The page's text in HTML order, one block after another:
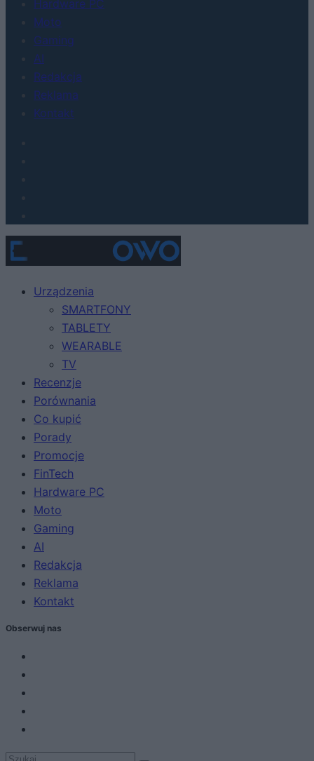
Hardware PC
Moto
Gaming
AI
Redakcja
Reklama
Kontakt
Urządzenia
SMARTFONY
TABLETY
WEARABLE
TV
Recenzje
Porównania
Co kupić
Porady
Promocje
FinTech
Hardware PC
Moto
Gaming
AI
Redakcja
Reklama
Kontakt
Obserwuj nas